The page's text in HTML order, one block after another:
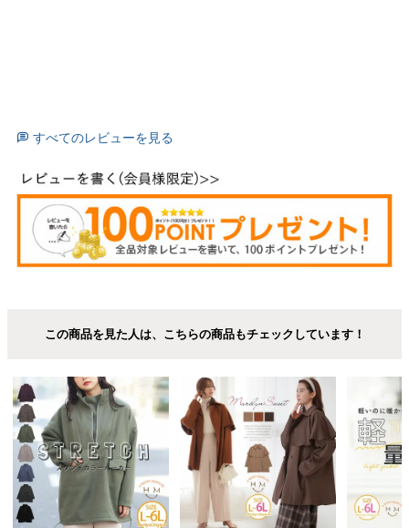
すべてのレビューを見る
この商品を見た人は、こちらの商品もチェックしています！